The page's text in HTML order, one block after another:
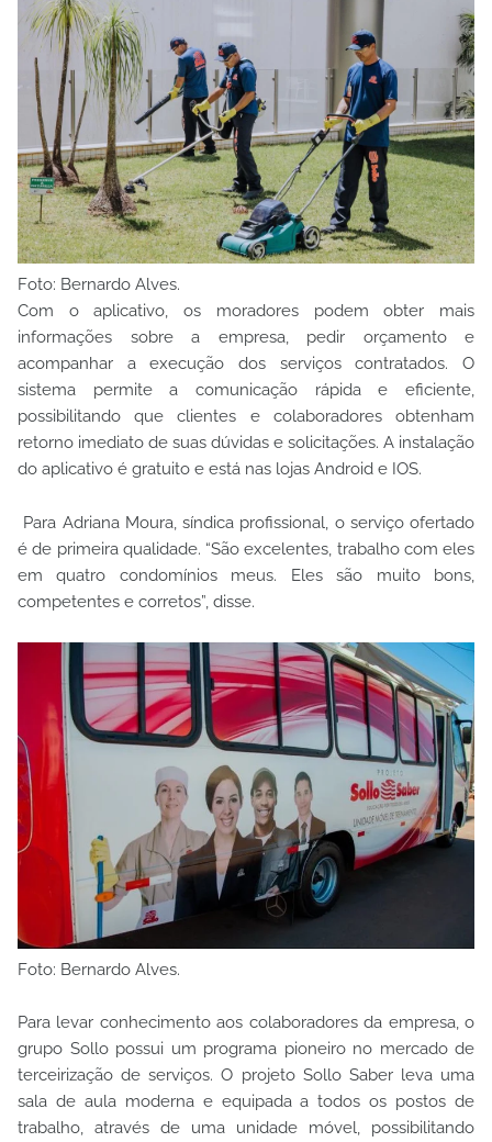
Foto: Bernardo Alves.
Com o aplicativo, os moradores podem obter mais
informações sobre a empresa, pedir orçamento e
acompanhar a execução dos serviços contratados. O
sistema permite a comunicação rápida e eficiente,
possibilitando que clientes e colaboradores obtenham
retorno imediato de suas dúvidas e solicitações. A instalação
do aplicativo é gratuito e está nas lojas Android e IOS.
Para Adriana Moura, síndica profissional, o serviço ofertado
é de primeira qualidade. “São excelentes, trabalho com eles
em quatro condomínios meus. Eles são muito bons,
competentes e corretos”, disse.
Foto: Bernardo Alves.
Para levar conhecimento aos colaboradores da empresa, o
grupo Sollo possui um programa pioneiro no mercado de
terceirização de serviços. O projeto Sollo Saber leva uma
sala de aula moderna e equipada a todos os postos de
trabalho, através de uma unidade móvel, possibilitando